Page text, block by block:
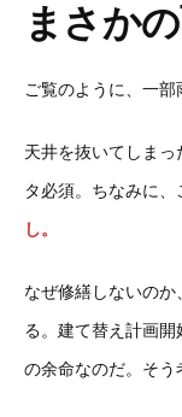
まさか
ご覧のように、一部
天井を抜いてしま
タ必須。ちなみに、
し。
なぜ修繕しないの
る。建て替え計画
の余命なのだ。そう